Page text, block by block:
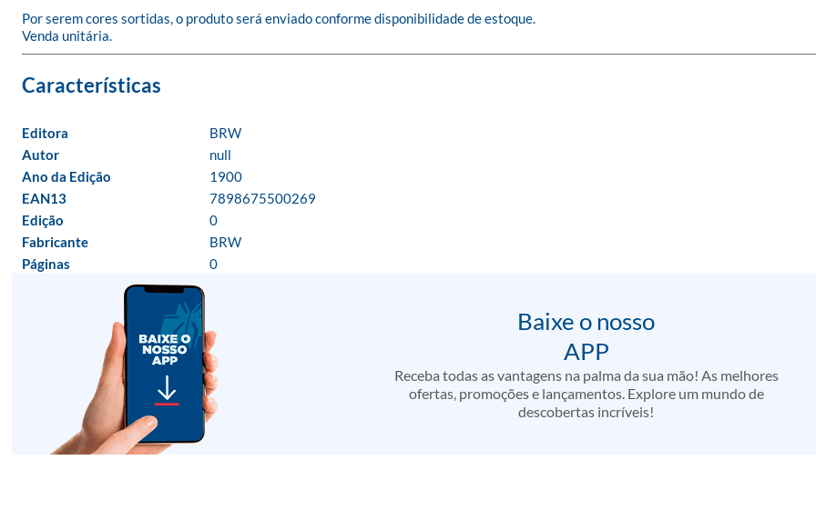
Por serem cores sortidas, o produto será enviado conforme disponibilidade de estoque.
Venda unitária.
Editora
BRW
Autor
null
Ano da Edição
1900
EAN13
7898675500269
Edição
0
Fabricante
BRW
Páginas
0
Baixe o nosso
APP
Receba todas as vantagens na palma da sua mão! As melhores
ofertas, promoções e lançamentos. Explore um mundo de
descobertas incríveis!